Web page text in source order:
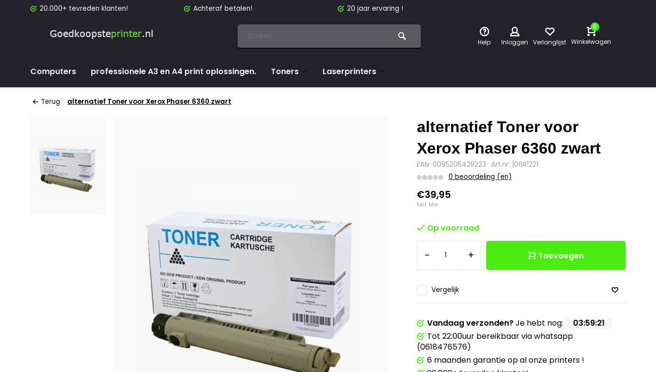
20.000+ tevreden klanten! Achteraf betalen! 20 jaar ervaring !
Help Inloggen Verlanglijst
0
Winkelwagen
Computers professionele A3 en A4 print oplossingen. Toners Laserprinters
Terug alternatief Toner voor Xerox Phaser 6360 zwart
alternatief Toner voor
Xerox Phaser 6360 zwart
EAN: 0095205428223 Art.nr: 106R1221
0 beoordeling (en)
€39,95
Excl. btw
Op voorraad
- + Toevoegen
Vergelijk
Vandaag verzonden?Je hebt nog: 03:59:20
Tot 22:00uur bereikbaar via whatsapp
(0618476576)
6 maanden garantie op al onze printers !